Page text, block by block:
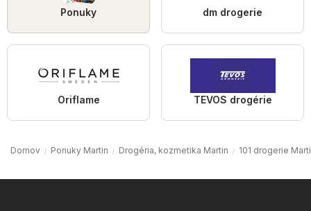
Ponuky dm drogerie
Oriflame TEVOS drogérie
Domov Ponuky Martin Drogéria, kozmetika Martin 101 drogerie